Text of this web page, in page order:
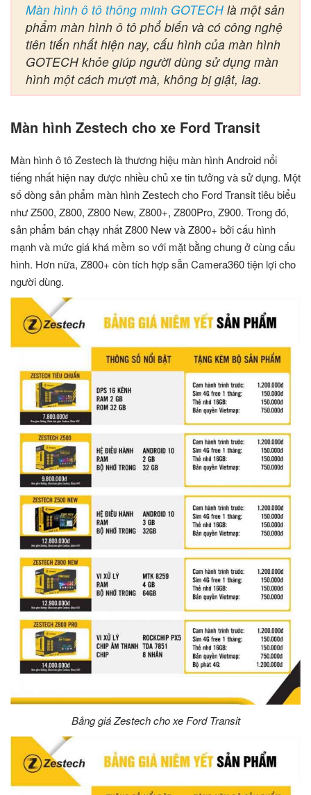
Màn hình ô tô thông minh GOTECH là một sản
phẩm màn hình ô tô phổ biến và có công nghệ
tiên tiến nhất hiện nay, cấu hình của màn hình
GOTECH khỏe giúp người dùng sử dụng màn
hình một cách mượt mà, không bị giật, lag.
Màn hình Zestech cho xe Ford Transit
Màn hình ô tô Zestech là thương hiệu màn hình Android nổi
tiếng nhất hiện nay được nhiều chủ xe tin tưởng và sử dụng. Một
số dòng sản phẩm màn hình Zestech cho Ford Transit tiêu biểu
như Z500, Z800, Z800 New, Z800+, Z800Pro, Z900. Trong đó,
sản phẩm bán chạy nhất Z800 New và Z800+ bởi cấu hình
mạnh và mức giá khá mềm so với mặt bằng chung ở cùng cấu
hình. Hơn nữa, Z800+ còn tích hợp sẵn Camera360 tiện lợi cho
người dùng.
Bảng giá Zestech cho xe Ford Transit